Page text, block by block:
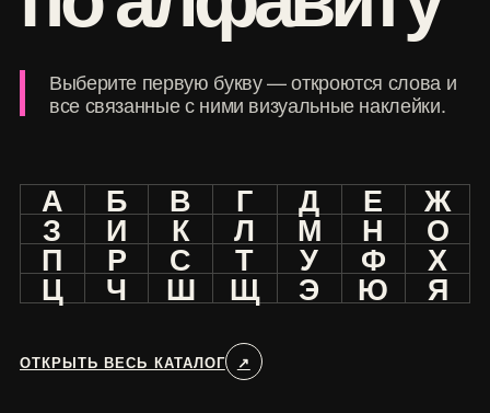
Выберите первую букву — откроются слова и
все связанные с ними визуальные наклейки.
А Б В Г Д Е Ж
З И К Л М Н О
П Р С Т У Ф Х
Ц Ч Ш Щ Э Ю Я
ОТКРЫТЬ ВЕСЬ КАТАЛОГ ↗